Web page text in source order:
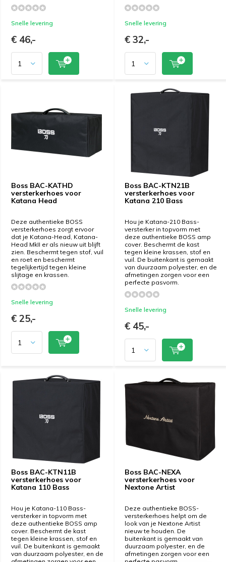
Snelle levering
€ 46,-
Snelle levering
€ 32,-
Boss BAC-KATHD
versterkerhoes voor
Katana Head
Deze authentieke BOSS
versterkerhoes zorgt ervoor
dat je Katana-Head, Katana-
Head MkII er als nieuw uit blijft
zien. Beschermt tegen stof, vuil
en roet en beschermt
tegelijkertijd tegen kleine
slijtage en krassen.
Snelle levering
€ 25,-
Boss BAC-KTN21B
versterkerhoes voor
Katana 210 Bass
Hou je Katana-210 Bass-
versterker in topvorm met
deze authentieke BOSS amp
cover. Beschermt de kast
tegen kleine krassen, stof en
vuil. De buitenkant is gemaakt
van duurzaam polyester, en de
afmetingen zorgen voor een
perfecte pasvorm.
Snelle levering
€ 45,-
Boss BAC-KTN11B
versterkerhoes voor
Katana 110 Bass
Hou je Katana-110 Bass-
versterker in topvorm met
deze authentieke BOSS amp
cover. Beschermt de kast
tegen kleine krassen, stof en
vuil. De buitenkant is gemaakt
van duurzaam polyester, en de
Boss BAC-NEXA
versterkerhoes voor
Nextone Artist
Deze authentieke BOSS-
versterkerhoes helpt om de
look van je Nextone Artist
nieuw te houden. De
buitenkant is gemaakt van
duurzaam polyester, en de
afmetingen zorgen voor een